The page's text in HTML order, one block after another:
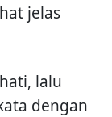
jelas
lalu
dengan